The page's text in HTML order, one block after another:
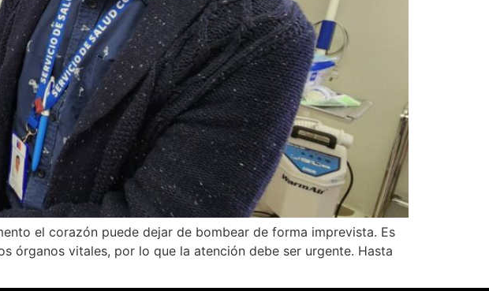
el corazón puede dejar de bombear de forma imprevista. Es
órganos vitales, por lo que la atención debe ser urgente. Hasta